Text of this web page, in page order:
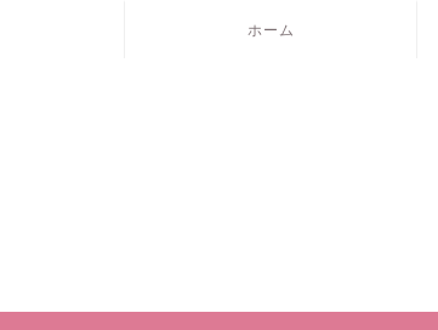
ホーム